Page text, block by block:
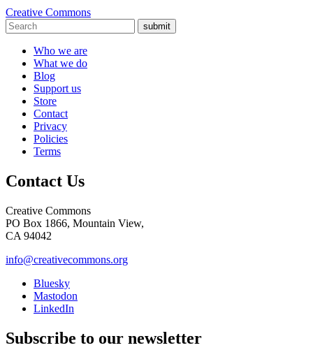
Creative Commons
submit
Who we are
What we do
Blog
Support us
Store
Contact
Privacy
Policies
Terms
Contact Us
Creative Commons
PO Box 1866, Mountain View,
CA 94042
info@creativecommons.org
Bluesky
Mastodon
LinkedIn
Subscribe to our newsletter